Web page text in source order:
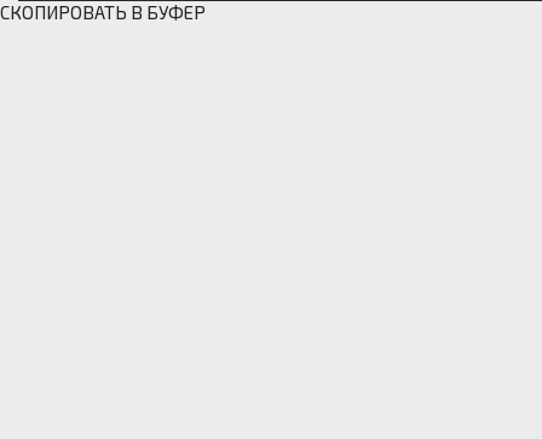
СКОПИРОВАТЬ В БУФЕР